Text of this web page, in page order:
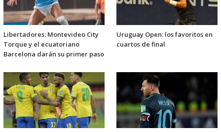
Libertadores: Montevideo City
Torque y el ecuatoriano
Barcelona darán su primer paso
Uruguay Open: los favoritos en
cuartos de final